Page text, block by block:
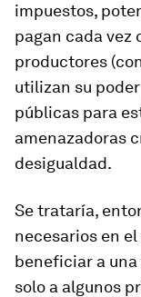
impuestos,
pagan cada vez
productores
utilizan su
públicas para
amenazadoras
desigualdad.
Se trataría,
necesarios en
beneficiar a
solo a algunos